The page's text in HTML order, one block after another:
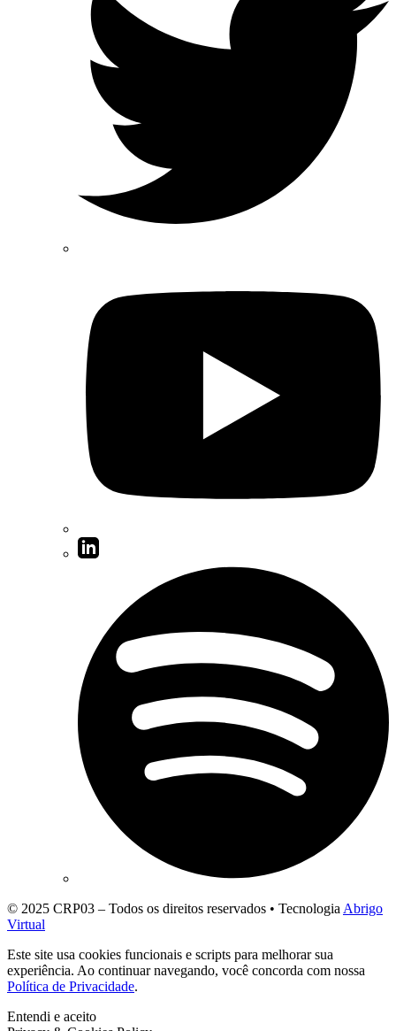
© 2025 CRP03 – Todos os direitos reservados • Tecnologia Abrigo
Virtual
Este site usa cookies funcionais e scripts para melhorar sua
experiência. Ao continuar navegando, você concorda com nossa
Política de Privacidade.
Entendi e aceito